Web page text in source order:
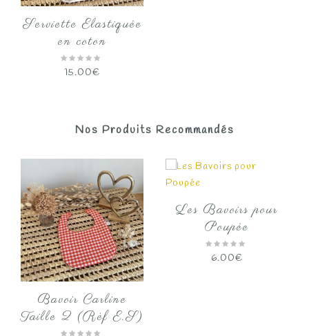
Serviette Elastiquée
en coton
15.00€
Nos Produits Recommandés
Bavoir Carline
Taille 2 (Rèf E.S)
Les Bavoirs pour
Poupée
6.00€